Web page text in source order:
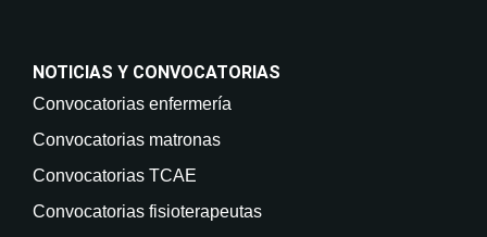
NOTICIAS Y CONVOCATORIAS
Convocatorias enfermería
Convocatorias matronas
Convocatorias TCAE
Convocatorias fisioterapeutas